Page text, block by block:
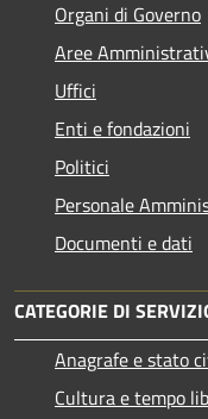
Organi di Governo
Aree
Uffici
Enti e fondazioni
Politici
Personale
Documenti e dati
CATEGORIE DI
Anagrafe e stato
Cultura e tempo